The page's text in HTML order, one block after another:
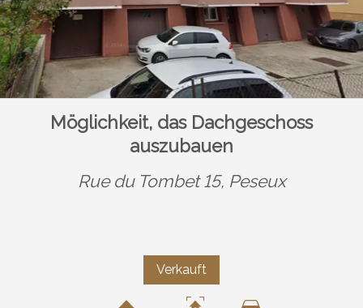
Möglichkeit, das Dachgeschoss
auszubauen
Rue du Tombet 15, Peseux
Verkauft